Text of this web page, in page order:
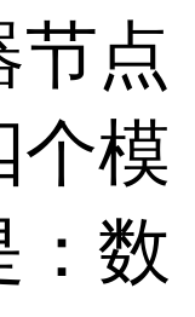
节点
个模
：数